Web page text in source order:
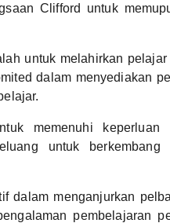
Clifford untuk
untuk melahirkan
dalam menyediakan
memenuhi keperluan
untuk
dalam menganjurkan
pembelajaran